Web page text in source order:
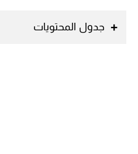
جدول المحتويات